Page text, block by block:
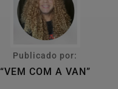
Publicado por:
“VEM COM A VAN”